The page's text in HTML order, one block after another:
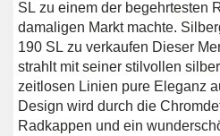
SL zu einem der begehrtesten
damaligen Markt machte.
190 SL zu verkaufen Dieser
strahlt mit seiner stilvollen
zeitlosen Linien pure Eleganz
Design wird durch die
Radkappen und ein